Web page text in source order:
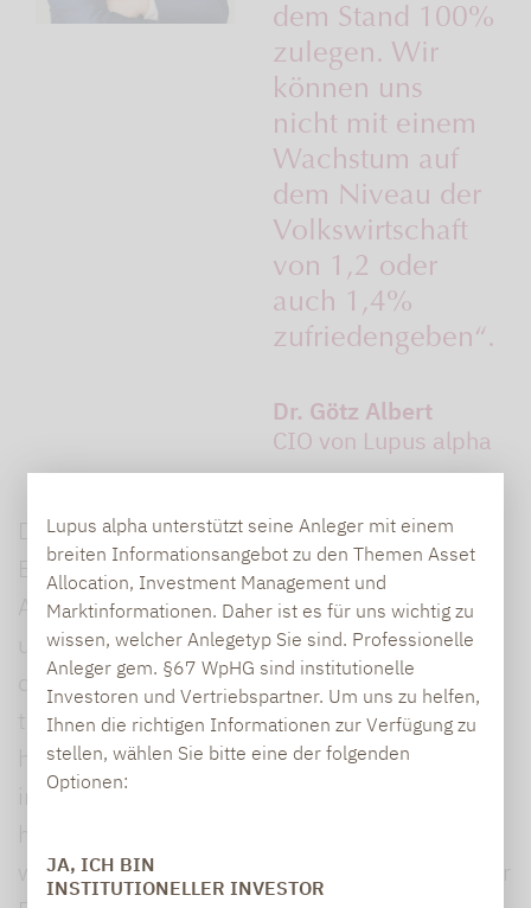
Lupus alpha unterstützt seine Anleger mit einem
breiten Informationsangebot zu den Themen Asset
Allocation, Investment Management und
Marktinformationen. Daher ist es für uns wichtig zu
wissen, welcher Anlegetyp Sie sind. Professionelle
Anleger gem. §67 WpHG sind institutionelle
Investoren und Vertriebspartner. Um uns zu helfen,
Ihnen die richtigen Informationen zur Verfügung zu
stellen, wählen Sie bitte eine der folgenden
Optionen:
JA, ICH BIN
INSTITUTIONELLER INVESTOR
dem Stand 100%
zulegen. Wir
können uns
nicht mit einem
Wachstum auf
dem Niveau der
Volkswirtschaft
von 1,2 oder
auch 1,4%
zufriedengeben“.
Dr. Götz Albert
CIO von Lupus alpha
Dabei sollte man sich auch nicht von
Branchenaussichten täuschen lassen.
Automobil und Pharma stünden als Sektoren
unter Druck. Und doch gebe es Gewinner, die
den Wandel antizipierten. Scheaffler etwa,
traditionell als Automobilzulieferer bekannt,
habe im KGV zulegen können, weil ein bereits
im Markt erfolgreiches Angebot an
weiteres Beispiel: Der Dieselmotorenhersteller